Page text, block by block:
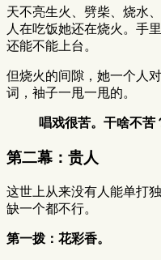
天不亮生火、劈柴、烧水
人在吃饭她还在烧火。手
还能不能上台。
但烧火的间隙，她一个人
词，袖子一甩一甩的。
唱戏很苦。干啥不苦
第二幕：贵人
这世上从来没有人能单打
缺一个都不行。
第一拨：花彩香。